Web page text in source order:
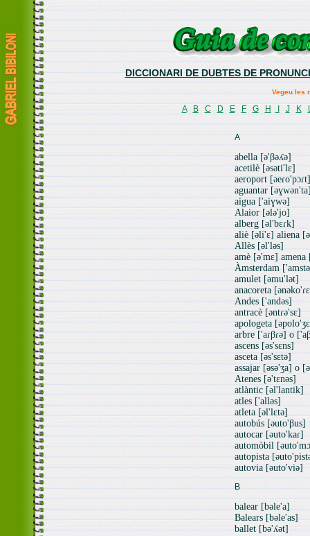
DICCIONARI DE DUBTES DE
Vegeu les
A B C D E F G H J K
A
abella [ə'βəʎə]
acetilè [əsəti'lɛ]
aeroport [əeɾo'pɔɾt]
aguantar
aigua ['aiɣwə]
Alaior [ələ'jo]
alberg [əl'bɛɾk]
aliè [əli'ɛ] aliena
Allès [əl'ləs]
amè [ə'mɛ] amena
Àmsterdam
amulet [əmu'lət]
anacoreta
Andes ['andəs]
antracè [əntɾə'sɛ]
apologeta
arbre ['aɾβɾə] o
ascens [əs'sɛns]
asceta [əs'sɛtə]
assajar [əsə'ʒa] o
Atenes [ə'tɛnəs]
atlàntic [əl'lantik]
atles ['alləs]
atleta [əl'lɛtə]
autobús [əuto'βus]
autocar [əuto'kaɾ]
automòbil
autopista
autovia [əuto'viə]
B
balear [bəle'a]
Balears [bəle'as]
ballet [bə'ʎət]